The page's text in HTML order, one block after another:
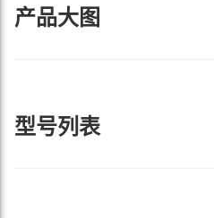
产品大图
型号列表